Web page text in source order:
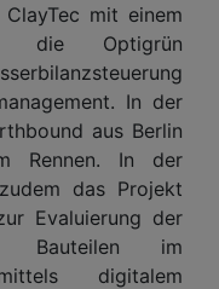
ClayTec mit einem
die Optigrün
In der
aus Berlin
Rennen. In der
das Projekt
Evaluierung der
Bauteilen im
digitalem